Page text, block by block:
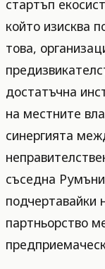
стартъп
който изисква
това,
достатъчна
на местните
синергията
съседна
подчертавайки
партньорство